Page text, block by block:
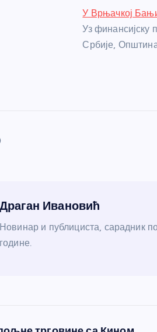
У Врњачкој
Уз финансијску
Србије,
Драган Ивановић
Новинар и публициста, сарадник
године.